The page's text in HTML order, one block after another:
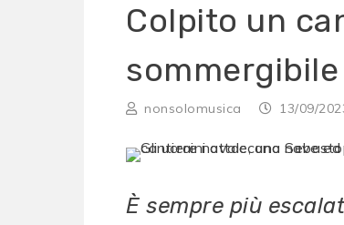
Colpito un
nonsolomusica 13/09/
È sempre più